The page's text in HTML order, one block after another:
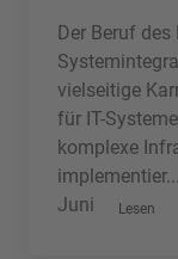
Der Beruf
vielseitige
für IT-
komplexe
implementier...
Juni
Lesen